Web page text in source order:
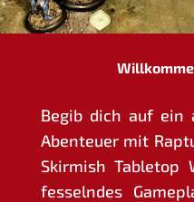
Begib dich auf ein
Aben­teu­er mit
Skir­mish Table­top
fes­seln­des